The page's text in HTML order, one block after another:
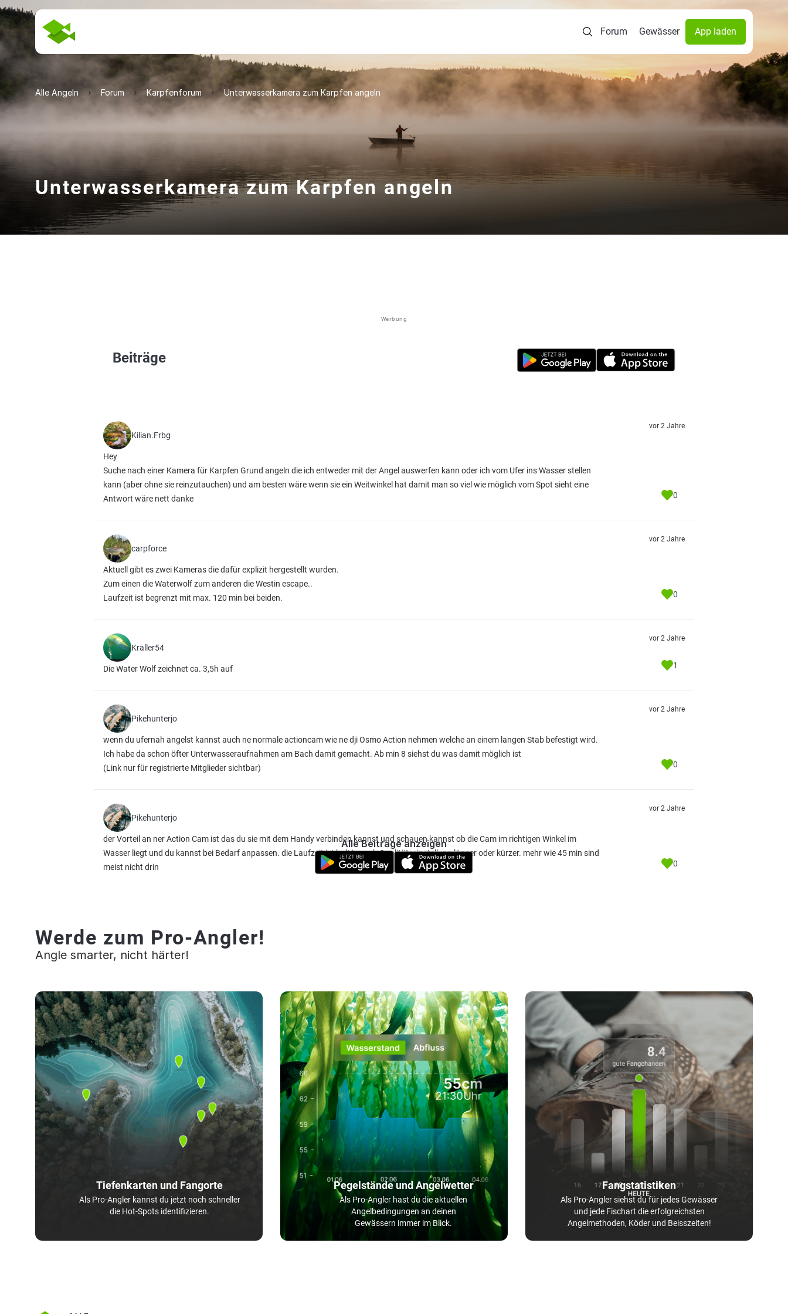
Forum Gewässer App laden
Alle Angeln Forum Karpfenforum Unterwasserkamera zum Karpfen angeln
Unterwasserkamera zum Karpfen angeln
Werbung
Beiträge
Kilian.Frbg
Hey
Suche nach einer Kamera für Karpfen Grund angeln die ich entweder mit der Angel auswerfen kann oder ich vom Ufer ins Wasser stellen
kann (aber ohne sie reinzutauchen) und am besten wäre wenn sie ein Weitwinkel hat damit man so viel wie möglich vom Spot sieht eine
Antwort wäre nett danke
vor 2 Jahre
0
carpforce
Aktuell gibt es zwei Kameras die dafür explizit hergestellt wurden.
Zum einen die Waterwolf zum anderen die Westin escape..
Laufzeit ist begrenzt mit max. 120 min bei beiden.
vor 2 Jahre
0
Kraller54
Die Water Wolf zeichnet ca. 3,5h auf
vor 2 Jahre
1
Pikehunterjo
wenn du ufernah angelst kannst auch ne normale actioncam wie ne dji Osmo Action nehmen welche an einem langen Stab befestigt wird.
Ich habe da schon öfter Unterwasseraufnahmen am Bach damit gemacht. Ab min 8 siehst du was damit möglich ist
(Link nur für registrierte Mitglieder sichtbar)
vor 2 Jahre
0
Pikehunterjo
der Vorteil an ner Action Cam ist das du sie mit dem Handy verbinden kannst und schauen kannst ob die Cam im richtigen Winkel im
Wasser liegt und du kannst bei Bedarf anpassen. die Laufzeit ist halt je nach Qualitätseinstellung länger oder kürzer. mehr wie 45 min sind
meist nicht drin
vor 2 Jahre
0
Alle Beiträge anzeigen
Werde zum Pro-Angler!
Angle smarter, nicht härter!
Tiefenkarten und Fangorte
Als Pro-Angler kannst du jetzt noch schneller
die Hot-Spots identifizieren.
Pegelstände und Angelwetter
Als Pro-Angler hast du die aktuellen
Angelbedingungen an deinen
Gewässern immer im Blick.
Fangstatistiken
Als Pro-Angler siehst du für jedes Gewässer
und jede Fischart die erfolgreichsten
Angelmethoden, Köder und Beisszeiten!